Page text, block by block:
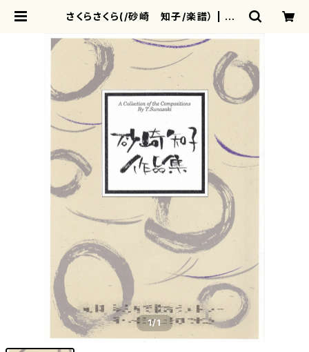
さくらさくら(/砂崎 知子/楽譜） | mo
1/1